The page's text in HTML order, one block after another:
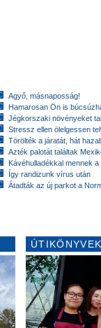
Agyő, másnaposság!
Hamarosan Ön is
Jégkorszaki növényeket
Stressz ellen ölelgessen
Törölték a járatát, hát
Azték palotát találtak
Kávéhulladékkal mennek
Így randizunk vírus után
Átadták az új parkot a